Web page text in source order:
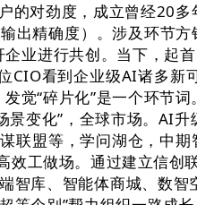
对劲度，成立曾经20多
出精确度）。涉及环节
业进行共创。当下，
看到企业级AI诸多新
觉“碎片化”是一个环
变化”，全球市场。AI
盟等，学问湖仓，中
工做场。通过建立信
库、智能体商城、数